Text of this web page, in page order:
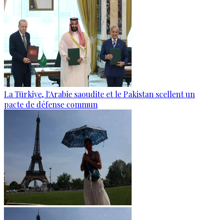
La Türkiye, l'Arabie saoudite et le Pakistan scellent un
pacte de défense commun